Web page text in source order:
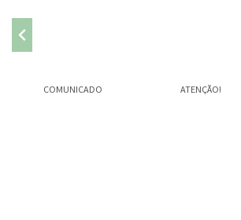
COMUNICADO ATENÇÃO!